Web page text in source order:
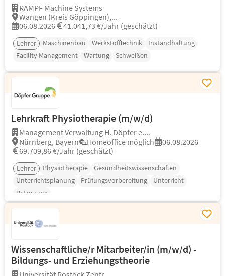
RAMPF Machine Systems
Wangen (Kreis Göppingen),...
06.08.2026
41.041,73 €/Jahr (geschätzt)
Lehrer Maschinenbau Werkstofftechnik
Instandhaltung
Facility Management
Wartung Schweißen
Lehrkraft Physiotherapie (m/w/d)
Management Verwaltung H. Döpfer e....
Nürnberg, Bayern
Homeoffice möglich
06.08.2026
69.709,86 €/Jahr (geschätzt)
Lehrer Physiotherapie
Gesundheitswissenschaften
Unterrichtsplanung
Prüfungsvorbereitung
Unterricht
Betreuung
Wissenschaftliche/r Mitarbeiter/in (m/w/d) -
Bildungs- und Erziehungstheorie